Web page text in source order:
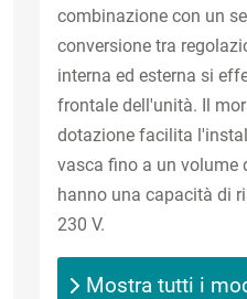
combinazione con un
conversione tra
interna ed esterna si
frontale dell'unità. Il
dotazione facilita
vasca fino a un volume
hanno una capacità di
230 V.
Mostra tutti i